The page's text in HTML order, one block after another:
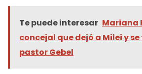
Te puede interesar Mariana
concejal que dejó a Milei y se
pastor Gebel